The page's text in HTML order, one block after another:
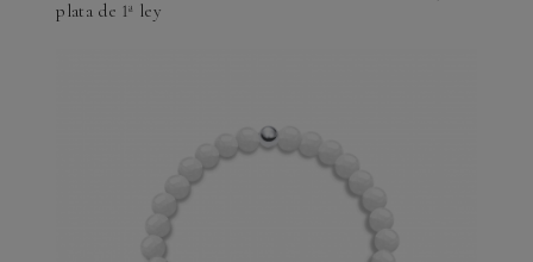
plata de 1ª ley